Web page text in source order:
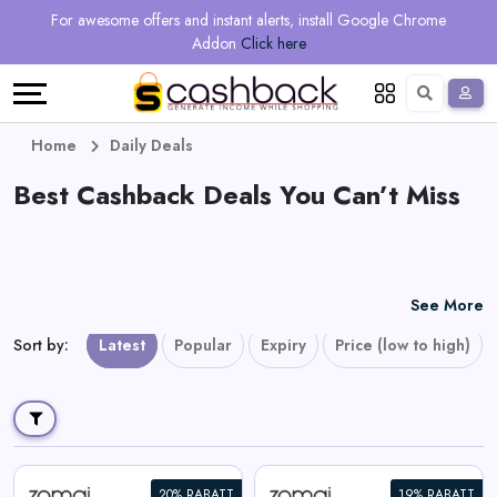
For awesome offers and instant alerts, install Google Chrome
Addon Click here
Regional
Online
Vouchers
Daily
All
Earn
Earn
Earn
Language
Deutsch
Home Daily Deals
Best Cashback Deals You Can’t Miss
See More
Sort by: Latest Popular Expiry Price (low to high)